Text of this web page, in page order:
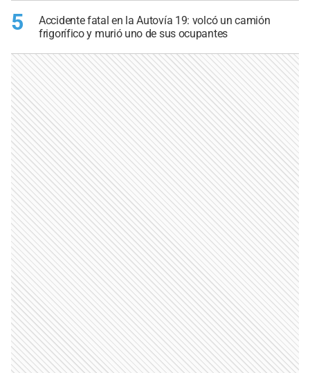
5
Accidente fatal en la Autovía 19: volcó un camión
frigorífico y murió uno de sus ocupantes